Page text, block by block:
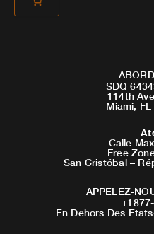
SDQ
114th
Miami,
Calle
Free
San Cristóbal –
APPELEZ-
En Dehors Des